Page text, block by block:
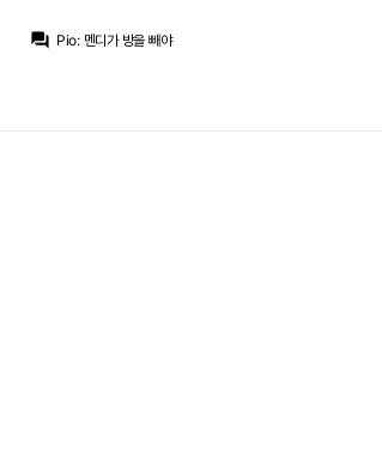
question_answer Pio: 멘디가 방을 빼야